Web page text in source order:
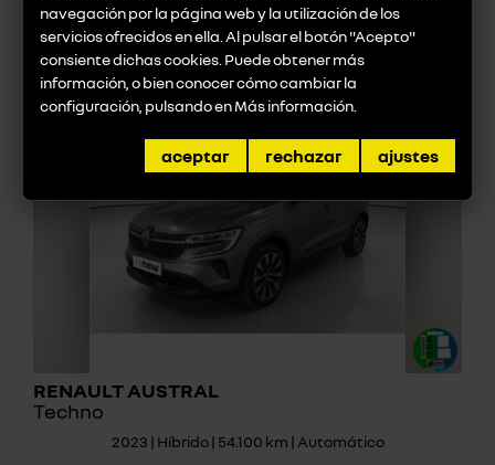
RENAULT AUSTRAL
Techno
2023 | Híbrido | 54.100 km | Automático
navegación por la página web y la utilización de los
servicios ofrecidos en ella. Al pulsar el botón "Acepto"
consiente dichas cookies. Puede obtener más
información, o bien conocer cómo cambiar la
configuración, pulsando enMás información
aceptar rechazar ajustes